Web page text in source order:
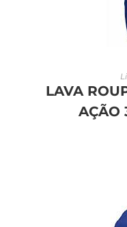
LAVA
AÇÃO